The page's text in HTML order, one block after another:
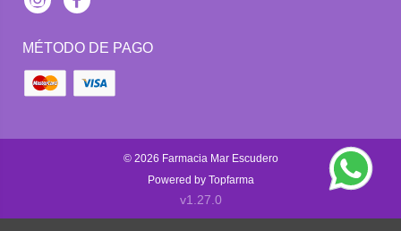
InstagramFacebook
MÉTODO DE PAGO
© 2026 Farmacia Mar Escudero
Powered by Topfarma
v1.27.0